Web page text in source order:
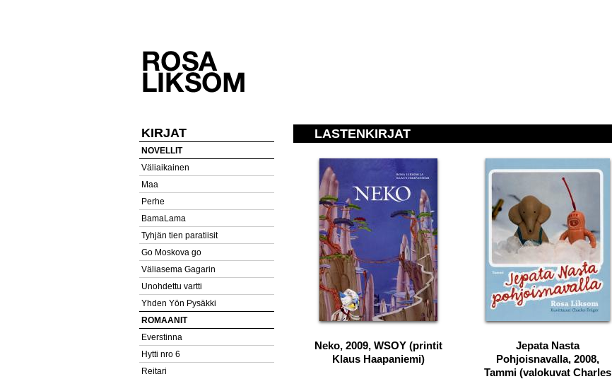
KIRJAT
NOVELLIT
Väliaikainen
Maa
Perhe
BamaLama
Tyhjän tien paratiisit
Go Moskova go
Väliasema Gagarin
Unohdettu vartti
Yhden Yön Pysäkki
ROMAANIT
Everstinna
Hytti nro 6
Reitari
LASTENKIRJAT
Neko, 2009, WSOY (printit
Klaus Haapaniemi)
Jepata Nasta
Pohjoisnavalla, 2008,
Tammi (valokuvat Charles